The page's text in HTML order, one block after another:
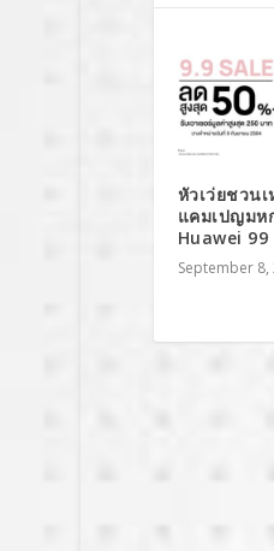
หัวเว่ยชวน
แคมเปญมห
Huawei
September 8,